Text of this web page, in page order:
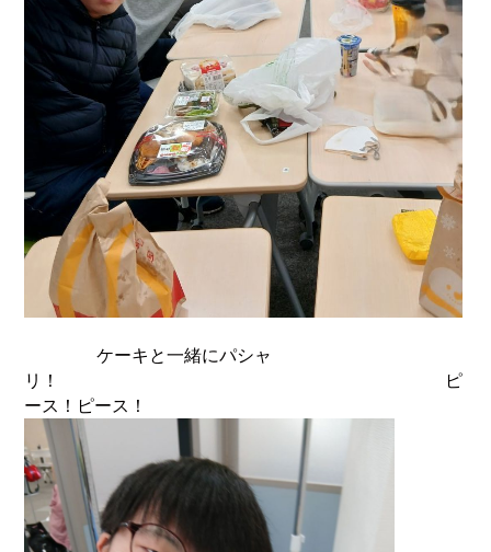
ケーキと一緒にパシャ
リ！ ピ
ース！ピース！